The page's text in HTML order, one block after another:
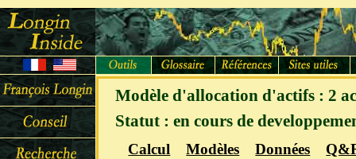
Modèle d'allocation d'actifs : 2
Statut : en cours de
Calcul Modèles Données